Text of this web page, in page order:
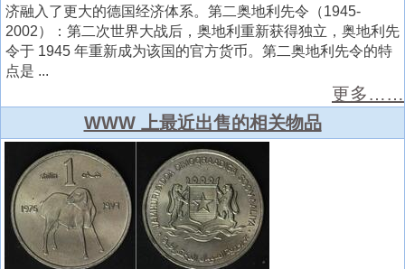
济融入了更大的德国经济体系。第二奥地利先令（1945-
2002）：第二次世界大战后，奥地利重新获得独立，奥地利先
令于 1945 年重新成为该国的官方货币。第二奥地利先令的特
点是 ...
更多……
WWW 上最近出售的相关物品